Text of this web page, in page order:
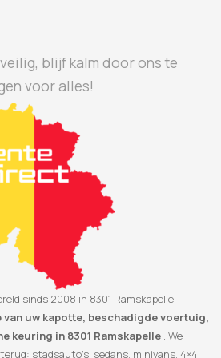
blijf kalm door ons te
voor alles!
sinds 2008 in 8301 Ramskapelle,
uw kapotte, beschadigde voertuig,
keuring in 8301 Ramskapelle . We
stadsauto’s, sedans, minivans, 4×4,